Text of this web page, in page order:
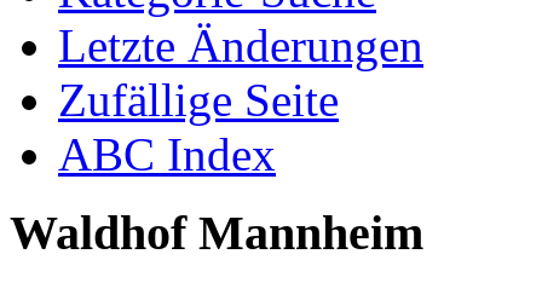
Letzte Änderungen
Zufällige Seite
ABC Index
Waldhof Mannheim